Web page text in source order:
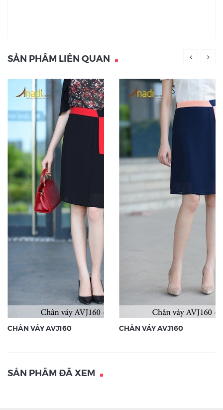
SẢN PHẨM LIÊN QUAN
CHÂN VÁY AVJ160 CHÂN VÁY AVJ160
SẢN PHẨM ĐÃ XEM